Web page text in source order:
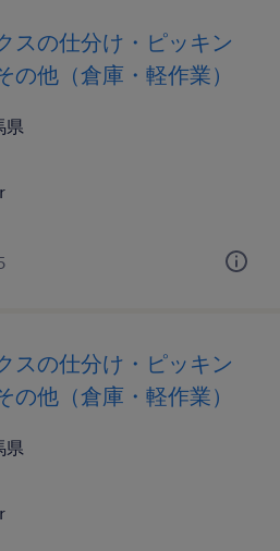
スの仕分け・ピッキン
の他（倉庫・軽作業）
県
スの仕分け・ピッキン
の他（倉庫・軽作業）
県